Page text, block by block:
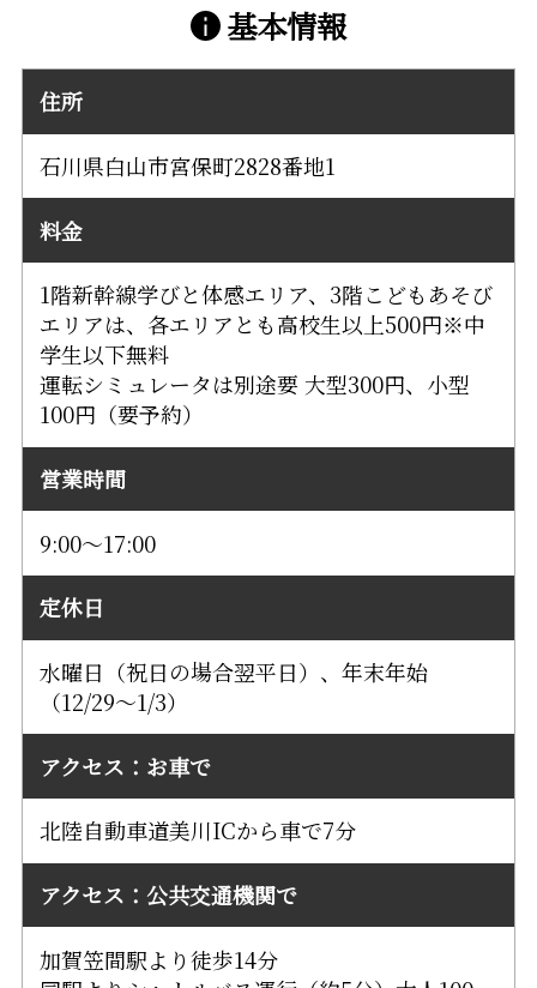
基本情報
住所
石川県白山市宮保町2828番地1
料金
1階新幹線学びと体感エリア、3階こどもあそび
エリアは、各エリアとも高校生以上500円※中
学生以下無料
運転シミュレータは別途要 大型300円、小型
100円（要予約）
営業時間
9:00～17:00
定休日
水曜日（祝日の場合翌平日）、年末年始
（12/29～1/3）
アクセス：お車で
北陸自動車道美川ICから車で7分
アクセス：公共交通機関で
加賀笠間駅より徒歩14分